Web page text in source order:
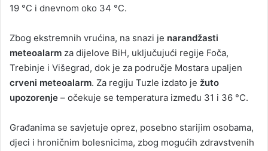
19 °C i dnevnom oko 34 °C.
Zbog ekstremnih vrućina, na snazi je narandžasti
meteoalarm za dijelove BiH, uključujući regije Foča,
Trebinje i Višegrad, dok je za područje Mostara upaljen
crveni meteoalarm. Za regiju Tuzle izdato je žuto
upozorenje – očekuje se temperatura između 31 i 36 °C.
Građanima se savjetuje oprez, posebno starijim osobama,
djeci i hroničnim bolesnicima, zbog mogućih zdravstvenih